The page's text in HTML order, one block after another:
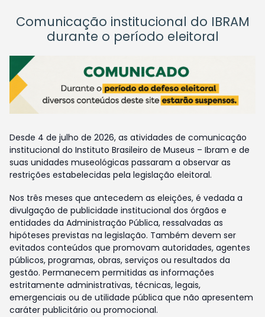
Comunicação institucional do IBRAM
durante o período eleitoral
Desde 4 de julho de 2026, as atividades de comunicação
institucional do Instituto Brasileiro de Museus – Ibram e de
suas unidades museológicas passaram a observar as
restrições estabelecidas pela legislação eleitoral.
Nos três meses que antecedem as eleições, é vedada a
divulgação de publicidade institucional dos órgãos e
entidades da Administração Pública, ressalvadas as
hipóteses previstas na legislação. Também devem ser
evitados conteúdos que promovam autoridades, agentes
públicos, programas, obras, serviços ou resultados da
gestão. Permanecem permitidas as informações
estritamente administrativas, técnicas, legais,
emergenciais ou de utilidade pública que não apresentem
caráter publicitário ou promocional.